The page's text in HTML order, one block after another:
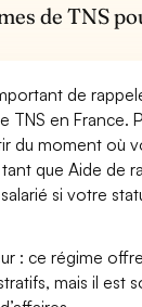
de TNS
de
TNS en France.
du moment où
tant que Aide de
si votre
: ce régime
mais il est